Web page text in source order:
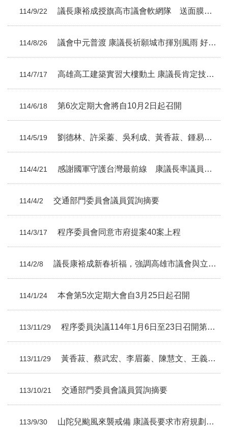
114/9/22 議長康裕成授旗高市議會軟網隊 送面膜幽默勉勵：奪冠也要亮麗回家
114/8/26 議會中元普渡 康議長祈願城市揮別風雨 好運連連
114/7/17 高雄高工建築實習大樓動土 康議長肯定技職教育再升級
114/6/18 第6次定期大會將自10月2日起召開
114/5/19 劉德林、許采蓁、吳利成、黃香菽、鍾易仲、黃明太議員總質詢摘要
114/4/21 感謝國軍守護台灣最前線 康議長率議員致敬
114/4/2 交通部門委員會議員質詢摘要
114/3/17 程序委員會同意市府提案40案上程
114/2/8 議長康裕成新春祈福，強調高雄市議會與立法院不一樣，對客委會預算「一毛不刪」全力支持!
114/1/24 本會第5次定期大會自3月25日起召開
113/11/29 程序委員決議114年1月6日至23日召開第6、7次臨時會
113/11/29 黃香菽、蔡武宏、李眉蓁、陳慧文、王義雄、李順進議員總質詢摘要
113/10/21 交通部門委員會議員質詢摘要
113/9/30 山陀兒颱風來襲戒備 康議長要求市府規劃路邊空間開放停車